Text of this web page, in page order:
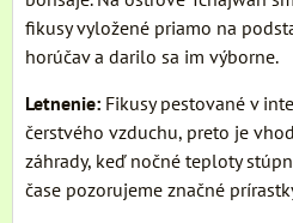
fikusy vyložené priamo na
horúčav a darilo sa im výborne.
Letnenie: Fikusy pestované v
čerstvého vzduchu, preto je
záhrady, keď nočné teploty
čase pozorujeme značné